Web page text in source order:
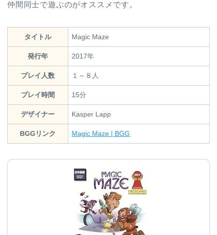
仲間同士で遊ぶのがオススメです。
タイトル Magic Maze
発行年 2017年
プレイ人数 １～８人
プレイ時間 15分
デザイナー Kasper Lapp
BGGリンク Magic Maze | BGG